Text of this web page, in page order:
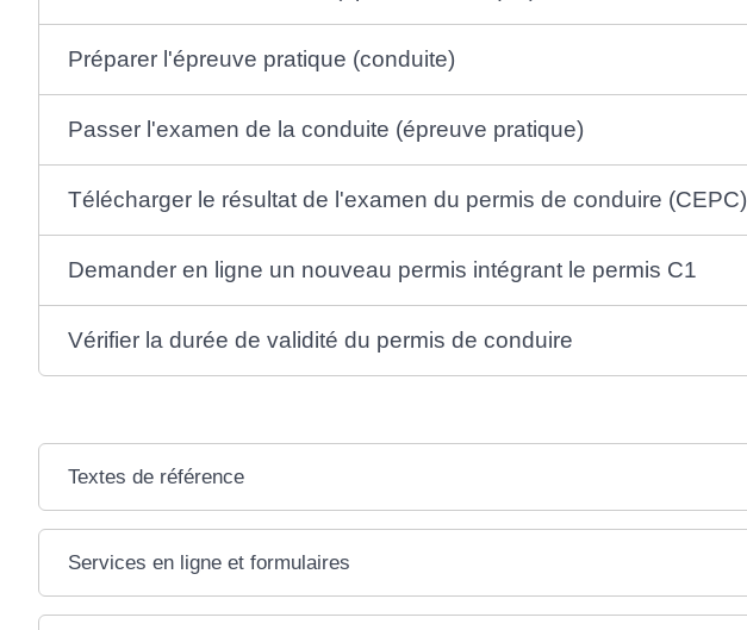
Préparer l'épreuve pratique (conduite)
Passer l'examen de la conduite (épreuve pratique)
Télécharger le résultat de l'examen du permis de conduire (CEPC)
Demander en ligne un nouveau permis intégrant le permis C1
Vérifier la durée de validité du permis de conduire
Textes de référence
Services en ligne et formulaires